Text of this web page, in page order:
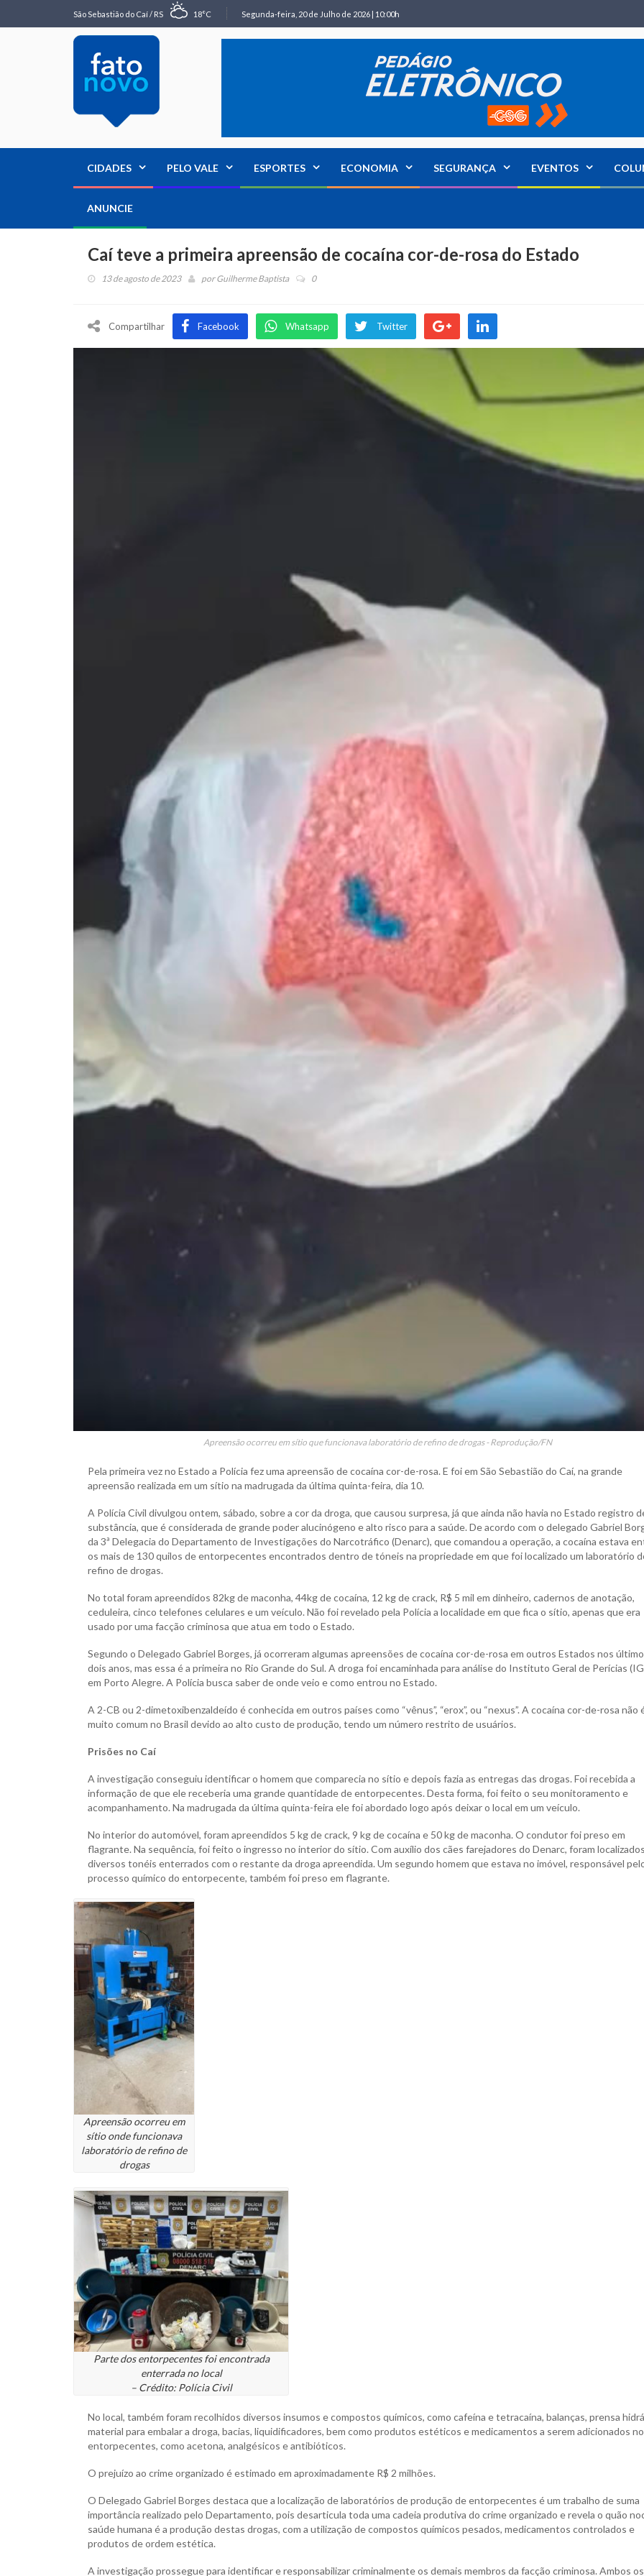
São Sebastião do Caí / RS 18°C Segunda-feira, 20 de Julho de 2026 | 10:00h
CIDADES PELO VALE ESPORTES ECONOMIA SEGURANÇA EVENTOS
ANUNCIE
Caí teve a primeira apreensão de cocaína cor-de-rosa do Estado
13 de agosto de 2023 porGuilherme Baptista 0
Compartilhar Facebook Whatsapp Twitter
Apreensão ocorreu em sítio que funcionava laboratório de refino de drogas - Reprodução/FN
Pela primeira vez no Estado a Polícia fez uma apreensão de cocaína cor-de-rosa. E foi em São Sebastião do Caí, na grande
apreensão realizada em um sítio na madrugada da última quinta-feira, dia 10.
A Polícia Civil divulgou ontem, sábado, sobre a cor da droga, que causou surpresa, já que ainda não havia no Estado registro
substância, que é considerada de grande poder alucinógeno e alto risco para a saúde. De acordo com o delegado Gabriel
da 3ª Delegacia do Departamento de Investigações do Narcotráfico (Denarc), que comandou a operação, a cocaína estava
os mais de 130 quilos de entorpecentes encontrados dentro de tóneis na propriedade em que foi localizado um laboratório
refino de drogas.
No total foram apreendidos 82kg de maconha, 44kg de cocaína, 12 kg de crack, R$ 5 mil em dinheiro, cadernos de anotação,
ceduleira, cinco telefones celulares e um veículo. Não foi revelado pela Polícia a localidade em que fica o sítio, apenas que era
usado por uma facção criminosa que atua em todo o Estado.
Segundo o Delegado Gabriel Borges, já ocorreram algumas apreensões de cocaína cor-de-rosa em outros Estados nos
dois anos, mas essa é a primeira no Rio Grande do Sul. A droga foi encaminhada para análise do Instituto Geral de Perícias
em Porto Alegre. A Polícia busca saber de onde veio e como entrou no Estado.
A 2-CB ou 2-dimetoxibenzaldeído é conhecida em outros países como “vênus”, “erox”, ou “nexus”. A cocaína cor-de-rosa não
muito comum no Brasil devido ao alto custo de produção, tendo um número restrito de usuários.
Prisões no Caí
A investigação conseguiu identificar o homem que comparecia no sítio e depois fazia as entregas das drogas. Foi recebida a
informação de que ele receberia uma grande quantidade de entorpecentes. Desta forma, foi feito o seu monitoramento e
acompanhamento. Na madrugada da última quinta-feira ele foi abordado logo após deixar o local em um veículo.
No interior do automóvel, foram apreendidos 5 kg de crack, 9 kg de cocaína e 50 kg de maconha. O condutor foi preso em
flagrante. Na sequência, foi feito o ingresso no interior do sítio. Com auxílio dos cães farejadores do Denarc, foram localizados
diversos tonéis enterrados com o restante da droga apreendida. Um segundo homem que estava no imóvel, responsável
processo químico do entorpecente, também foi preso em flagrante.
Apreensão ocorreu em
sítio onde funcionava
laboratório de refino de
drogas
Parte dos entorpecentes foi encontrada
enterrada no local
– Crédito: Polícia Civil
No local, também foram recolhidos diversos insumos e compostos químicos, como cafeína e tetracaína, balanças, prensa
material para embalar a droga, bacias, liquidificadores, bem como produtos estéticos e medicamentos a serem adicionados
entorpecentes, como acetona, analgésicos e antibióticos.
O prejuízo ao crime organizado é estimado em aproximadamente R$ 2 milhões.
O Delegado Gabriel Borges destaca que a localização de laboratórios de produção de entorpecentes é um trabalho de suma
importância realizado pelo Departamento, pois desarticula toda uma cadeia produtiva do crime organizado e revela o quão
saúde humana é a produção destas drogas, com a utilização de compostos químicos pesados, medicamentos controlados e
produtos de ordem estética.
A investigação prossegue para identificar e responsabilizar criminalmente os demais membros da facção criminosa. Ambos os